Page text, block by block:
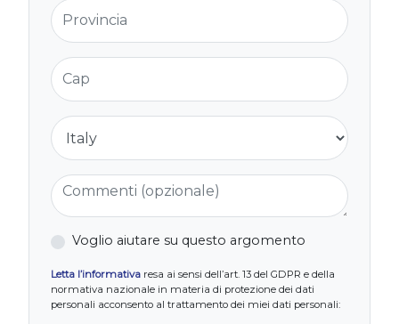
Provincia
Cap
Nazione
Commenti (opzionale)
Voglio aiutare su questo argomento
Letta l’informativa resa ai sensi dell’art. 13 del GDPR e della
normativa nazionale in materia di protezione dei dati
personali acconsento al trattamento dei miei dati personali: